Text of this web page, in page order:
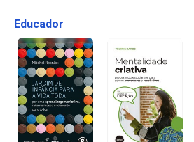
Educador